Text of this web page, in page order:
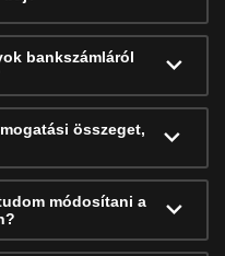
bankszámláról
összeget,
módosítani a